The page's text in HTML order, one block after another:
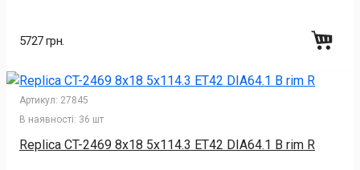
5727 грн.
Артикул: 27845
В наявності: 36 шт
Replica CT-2469 8x18 5x114.3 ET42 DIA64.1 B rim R